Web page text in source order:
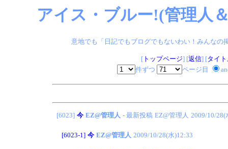
アイス・ブルー!(管理人
意地でも「日記でもブログでもないわい！みんなの
[トップページ] [返信] [タイ
件ずつ
ページ目
[6023] 今 EZ@管理人 - 最新投稿 EZ@管理人 2009/10/28(
[6023-1] 今 EZ@管理人 2009/10/28(水)12:33